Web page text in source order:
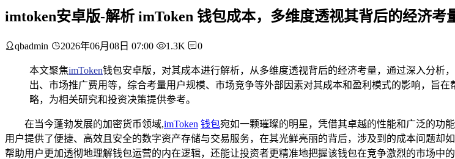
imtoken安卓版-解析 imToken 钱包成本，多维度透视其背后的经济考
qbadmin 2026年06月08日 07:00 1.3K 0
本文聚焦imToken钱包安卓版，对其成本进行解析，从多维度透视背后的经济考量，通过深入分析
出、市场推广费用等，综合考量用户规模、市场竞争等外部因素对其成本和盈利模式的影响，旨
略，为相关研究和投资决策提供参考。
在当今蓬勃发展的加密货币领域,imToken 钱包宛如一颗璀璨的明星，凭借其卓越的性能和广泛的功
用户提供了便捷、高效且安全的数字资产存储与交易服务，在其光鲜亮丽的背后，涉及到的成本问题却
帮助用户更加透彻地理解钱包运营的内在逻辑，还能让投资者更精准地把握该钱包在竞争激烈的市场中